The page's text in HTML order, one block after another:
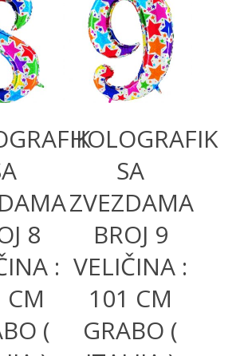
RSD
RSD
8
:
CM
(
500,00RSD
1.200,00RSD
HOLOGRAFIK
SA
ZVEZDAMA
BROJ 9
VELIČINA :
101 CM
GRABO (